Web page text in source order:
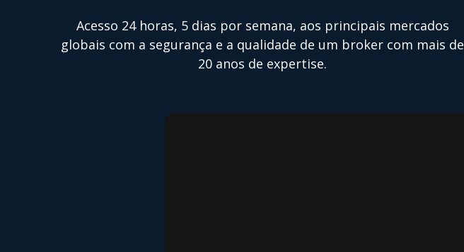
Acesso 24 horas, 5 dias por semana, aos principais mercados
globais com a segurança e a qualidade de um broker com mais de
20 anos de expertise.